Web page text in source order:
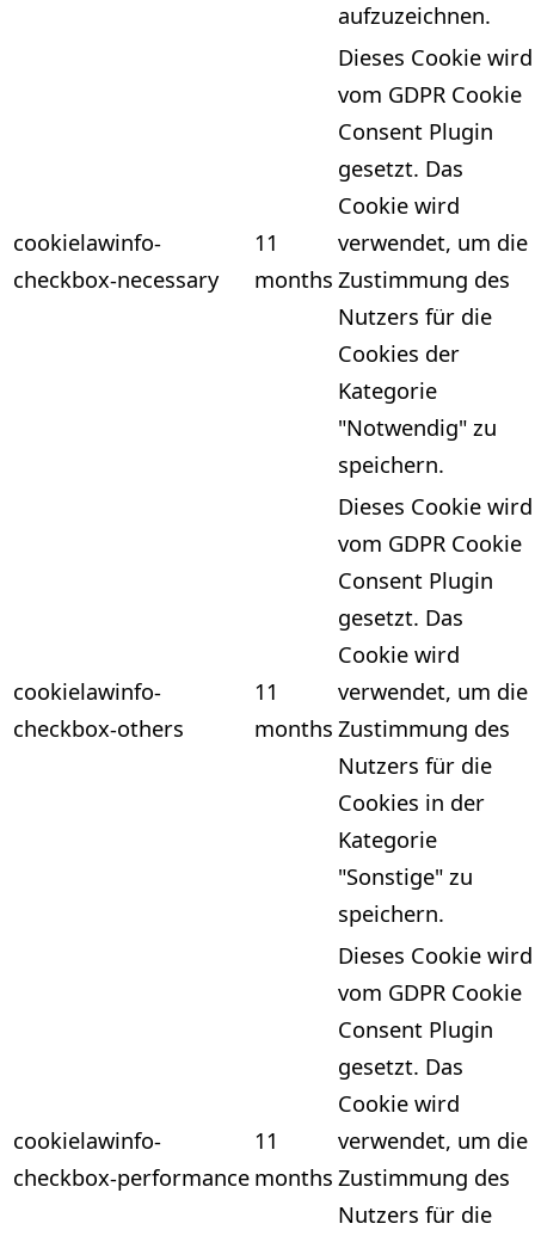
aufzuzeichnen.
cookielawinfo-
checkbox-necessary
11
months
Dieses Cookie wird
vom GDPR Cookie
Consent Plugin
gesetzt. Das
Cookie wird
verwendet, um die
Zustimmung des
Nutzers für die
Cookies der
Kategorie
"Notwendig" zu
speichern.
cookielawinfo-
checkbox-others
11
months
Dieses Cookie wird
vom GDPR Cookie
Consent Plugin
gesetzt. Das
Cookie wird
verwendet, um die
Zustimmung des
Nutzers für die
Cookies in der
Kategorie
"Sonstige" zu
speichern.
cookielawinfo-
checkbox-performance
11
months
Dieses Cookie wird
vom GDPR Cookie
Consent Plugin
gesetzt. Das
Cookie wird
verwendet, um die
Zustimmung des
Nutzers für die